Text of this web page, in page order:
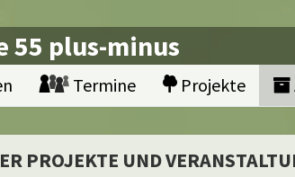
plus-minus
Termine Projekte
PROJEKTE UND